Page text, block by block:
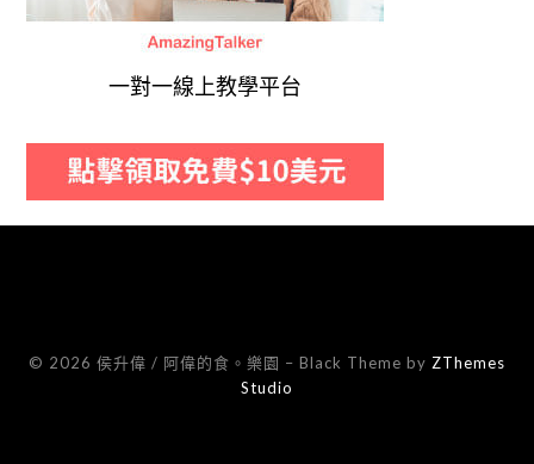
一對一線上教學平台
© 2026 侯升偉 / 阿偉的食。樂園 – Black Theme by ZThemes
Studio